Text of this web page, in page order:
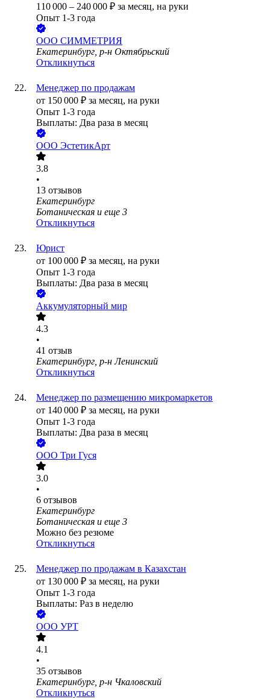
110 000 – 240 000 ₽ за месяц, на руки
Опыт 1-3 года
ООО СИММЕТРИЯ
Екатеринбург, р-н Октябрьский
Откликнуться
Менеджер по продажам
от 150 000 ₽ за месяц, на руки
Опыт 1-3 года
Выплаты: Два раза в месяц
ООО ЭстетикАрт
3.8
•
13 отзывов
Екатеринбург
Ботаническая и еще 3
Откликнуться
Юрист
от 100 000 ₽ за месяц, на руки
Опыт 1-3 года
Выплаты: Два раза в месяц
Аккумуляторный мир
4.3
•
41 отзыв
Екатеринбург, р-н Ленинский
Откликнуться
Менеджер по размещению микромаркетов
от 140 000 ₽ за месяц, на руки
Опыт 1-3 года
Выплаты: Два раза в месяц
ООО Три Гуся
3.0
•
6 отзывов
Екатеринбург
Ботаническая и еще 3
Можно без резюме
Откликнуться
Менеджер по продажам в Казахстан
от 130 000 ₽ за месяц, на руки
Опыт 1-3 года
Выплаты: Раз в неделю
ООО УРТ
4.1
•
35 отзывов
Екатеринбург, р-н Чкаловский
Откликнуться